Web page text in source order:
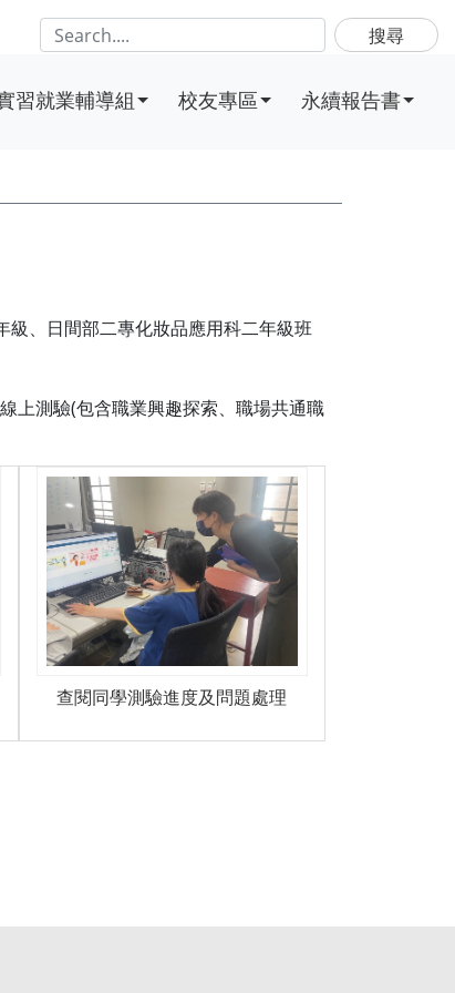
搜尋
習就業輔導組 校友專區 永續報告書
、日間部二專化妝品應用科二年級班
上測驗(包含職業興趣探索、職場共通職
查閱同學測驗進度及問題處理